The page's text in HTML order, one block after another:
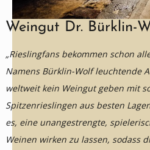
Weingut Dr. Bürklin-
„Rieslingfans bekommen schon
Namens Bürklin-Wolf leuchtende
weltweit kein Weingut geben mit
Spitzenrieslingen aus besten
es, eine unangestrengte,
Weinen wirken zu lassen, sodass